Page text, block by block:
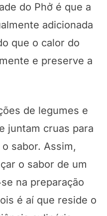
do Phở é que a
adicionada
que o calor do
e preserve a
de legumes e
juntam cruas para
sabor. Assim,
o sabor de um
na preparação
é aí que reside o